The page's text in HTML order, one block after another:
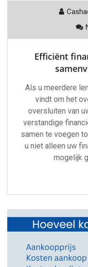
Efficiënt
Als u meerdere
vindt om het
oversluiten van
verstandige
samen te voegen
u niet alleen uw
mogelijk